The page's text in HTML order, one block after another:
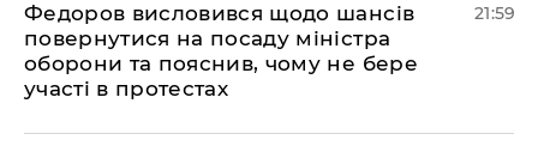
​Федоров висловився щодо шансів
повернутися на посаду міністра
оборони та пояснив, чому не бере
участі в протестах
21:59